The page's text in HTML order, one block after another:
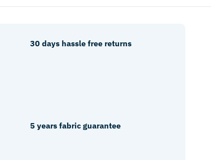
30 days hassle free returns
5 years fabric guarantee